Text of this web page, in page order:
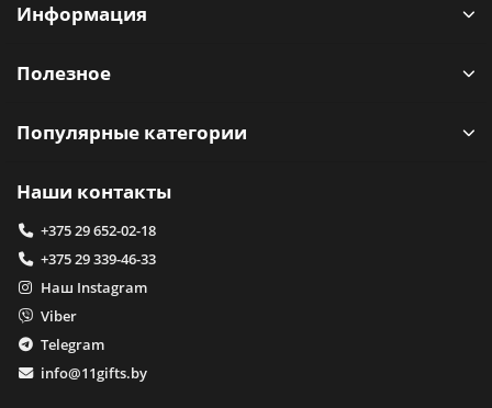
Информация
Полезное
Популярные категории
Наши контакты
+375 29 652-02-18
+375 29 339-46-33
Наш Instagram
Viber
Telegram
info@11gifts.by